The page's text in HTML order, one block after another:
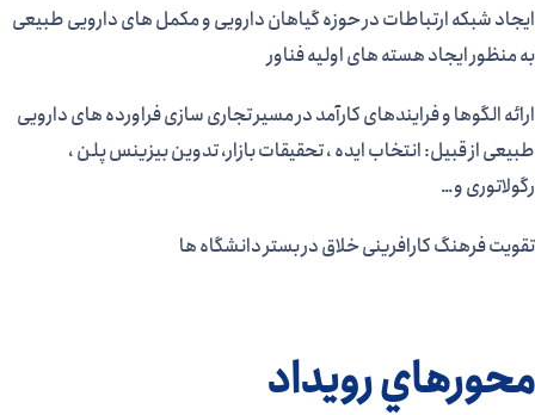
ایجاد شبکه ارتباطات در حوزه گیاهان دارویی و مکمل های دارویی طبیعی
به منظور ایجاد هسته های اولیه فناور
ارائه الگوها و فرایندهای کارآمد در مسیر تجاری سازی فراورده های دارویی
طبیعی از قبیل: انتخاب ایده ، تحقیقات بازار، تدوین بیزینس پلن ،
رگولاتوری و…
تقویت فرهنگ کارافرینی خلاق در بستر دانشگاه ها
محورهاي رویداد